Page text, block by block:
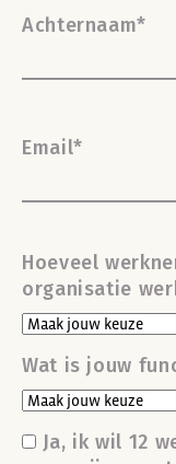
Achternaam*
Email*
Hoeveel
organisatie
Wat is jouw